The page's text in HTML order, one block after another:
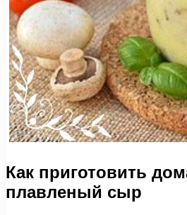
Как приготовить
плавленый сыр